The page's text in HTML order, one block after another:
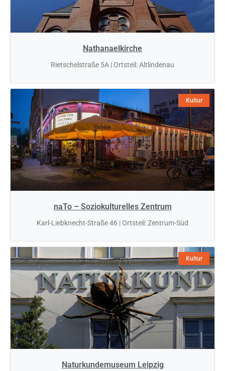
Nathanaelkirche
Rietschelstraße 5A | Ortsteil: Altlindenau
Kultur
naTo – Soziokulturelles Zentrum
Karl-Liebknecht-Straße 46 | Ortsteil: Zentrum-Süd
Kultur
Naturkundemuseum Leipzig